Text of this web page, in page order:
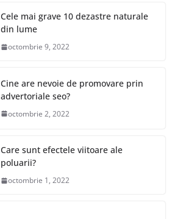
Cele mai grave 10 dezastre naturale
din lume
octombrie 9, 2022
Cine are nevoie de promovare prin
advertoriale seo?
octombrie 2, 2022
Care sunt efectele viitoare ale
poluarii?
octombrie 1, 2022